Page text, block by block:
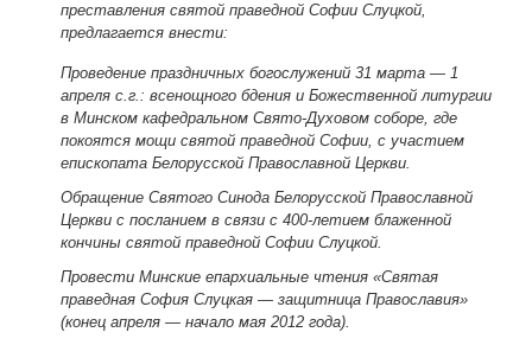
преставления святой праведной Софии Слуцкой,
предлагается внести:
Проведение праздничных богослужений 31 марта — 1
апреля с.г.: всенощного бдения и Божественной литургии
в Минском кафедральном Свято-Духовом соборе, где
покоятся мощи святой праведной Софии, с участием
епископата Белорусской Православной Церкви.
Обращение Святого Синода Белорусской Православной
Церкви с посланием в связи с 400-летием блаженной
кончины святой праведной Софии Слуцкой.
Провести Минские епархиальные чтения «Святая
праведная София Слуцкая — защитница Православия»
(конец апреля — начало мая 2012 года).